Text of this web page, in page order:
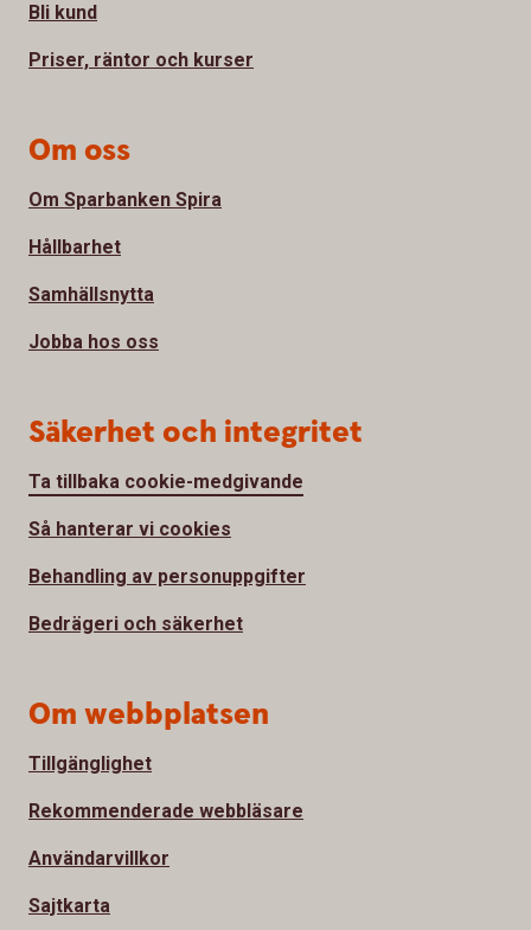
Bli kund
Priser, räntor och kurser
Om oss
Om Sparbanken Spira
Hållbarhet
Samhällsnytta
Jobba hos oss
Säkerhet och integritet
Ta tillbaka cookie-medgivande
Så hanterar vi cookies
Behandling av personuppgifter
Bedrägeri och säkerhet
Om webbplatsen
Tillgänglighet
Rekommenderade webbläsare
Användarvillkor
Sajtkarta